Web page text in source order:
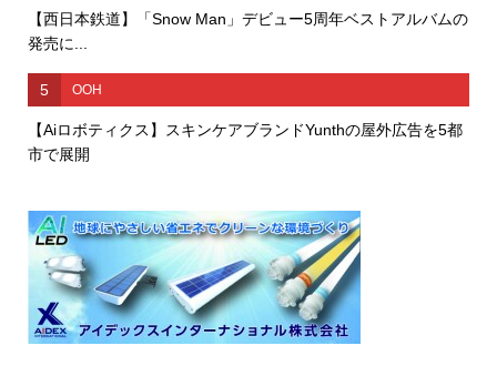
【西日本鉄道】「Snow Man」デビュー5周年ベストアルバムの
発売に...
5 OOH
【Aiロボティクス】スキンケアブランドYunthの屋外広告を5都
市で展開